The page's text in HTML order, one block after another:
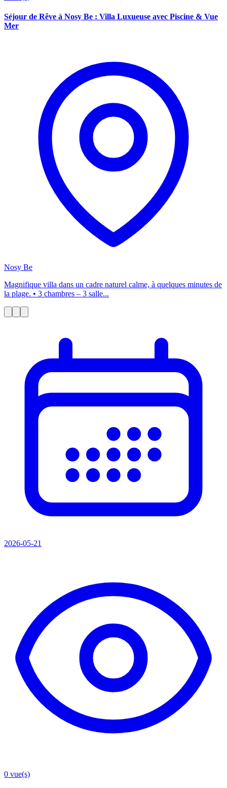
Séjour de Rêve à Nosy Be : Villa Luxueuse avec Piscine & Vue
Mer
Nosy Be
Magnifique villa dans un cadre naturel calme, à quelques minutes de
la plage. • 3 chambres – 3 salle...
2026-05-21
0 vue(s)